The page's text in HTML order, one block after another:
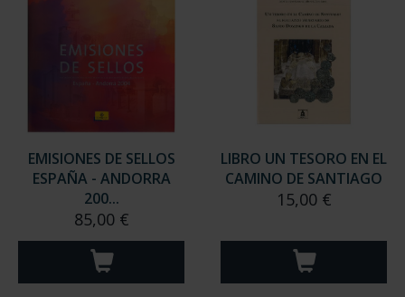
EMISIONES DE SELLOS
ESPAÑA - ANDORRA
200...
85,00 €
LIBRO UN TESORO EN EL
CAMINO DE SANTIAGO
15,00 €